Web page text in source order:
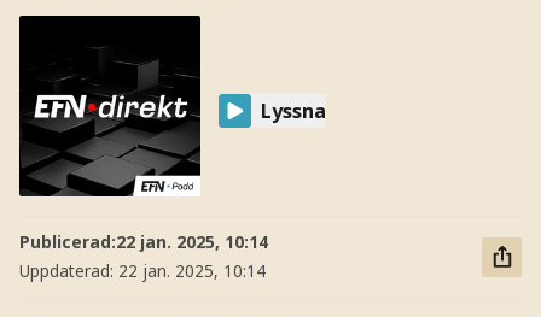
Lyssna
Publicerad:22 jan. 2025, 10:14
Uppdaterad: 22 jan. 2025, 10:14